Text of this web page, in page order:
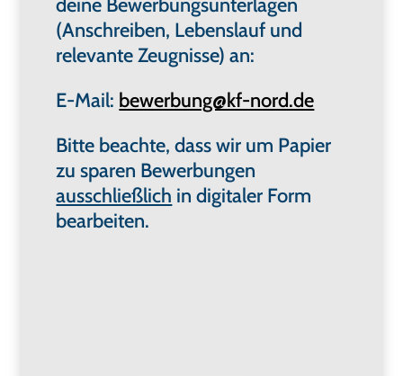
deine Bewerbungsunterlagen
(Anschreiben, Lebenslauf und
relevante Zeugnisse) an:
E-Mail: bewerbung@kf-nord.de
Bitte beachte, dass wir um Papier
zu sparen Bewerbungen
ausschließlich in digitaler Form
bearbeiten.